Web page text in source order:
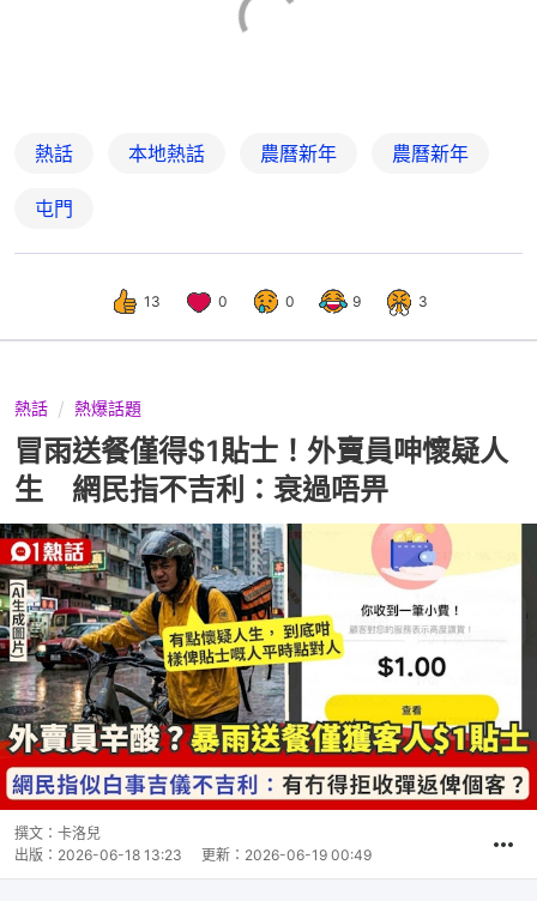
熱話 本地熱話 農曆新年 農曆新年
屯門
13 0 0 9 3
熱話 熱爆話題
冒雨送餐僅得$1貼士！外賣員呻懷疑人
生 網民指不吉利：衰過唔畀
撰文： 卡洛兒
出版： 2026-06-18 13:23 更新： 2026-06-19 00:49